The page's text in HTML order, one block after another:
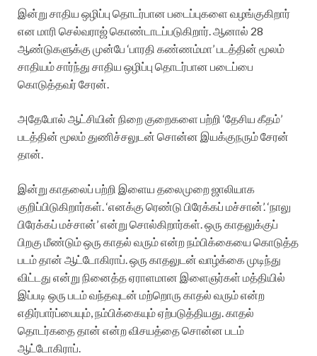
இன்று சாதிய ஒழிப்பு தொடர்பான படைப்புகளை வழங்குகிறார்
என மாரி செல்வராஜ் கொண்டாடப்படுகிறார். ஆனால் 28
ஆண்டுகளுக்கு முன்பே ‘பாரதி கண்ணம்மா’ படத்தின் மூலம்
சாதியம் சார்ந்து சாதிய ஒழிப்பு தொடர்பான படைப்பை
கொடுத்தவர் சேரன்.
அதேபோல் ஆட்சியின் நிறை குறைகளை பற்றி ‘தேசிய கீதம்’
படத்தின் மூலம் துணிச்சலுடன் சொன்ன இயக்குநரும் சேரன்
தான்.
இன்று காதலைப் பற்றி இளைய தலைமுறை ஜாலியாக
குறிப்பிடுகிறார்கள். ‘எனக்கு ரெண்டு பிரேக்கப் மச்சான்’. ‘நாலு
பிரேக்கப் மச்சான்’ என்று சொல்கிறார்கள். ஒரு காதலுக்குப்
பிறகு மீண்டும் ஒரு காதல் வரும் என்ற நம்பிக்கையை கொடுத்த
படம் தான் ஆட்டோகிராப். ஒரு காதலுடன் வாழ்க்கை முடிந்து
விட்டது என்று நினைத்த ஏராளமான இளைஞர்கள் மத்தியில்
இப்படி ஒரு படம் வந்தவுடன் மற்றொரு காதல் வரும் என்ற
எதிர்பார்ப்பையும், நம்பிக்கையும் ஏற்படுத்தியது. காதல்
தொடர்கதை தான் என்ற விசயத்தை சொன்ன படம்
ஆட்டோகிராப்.